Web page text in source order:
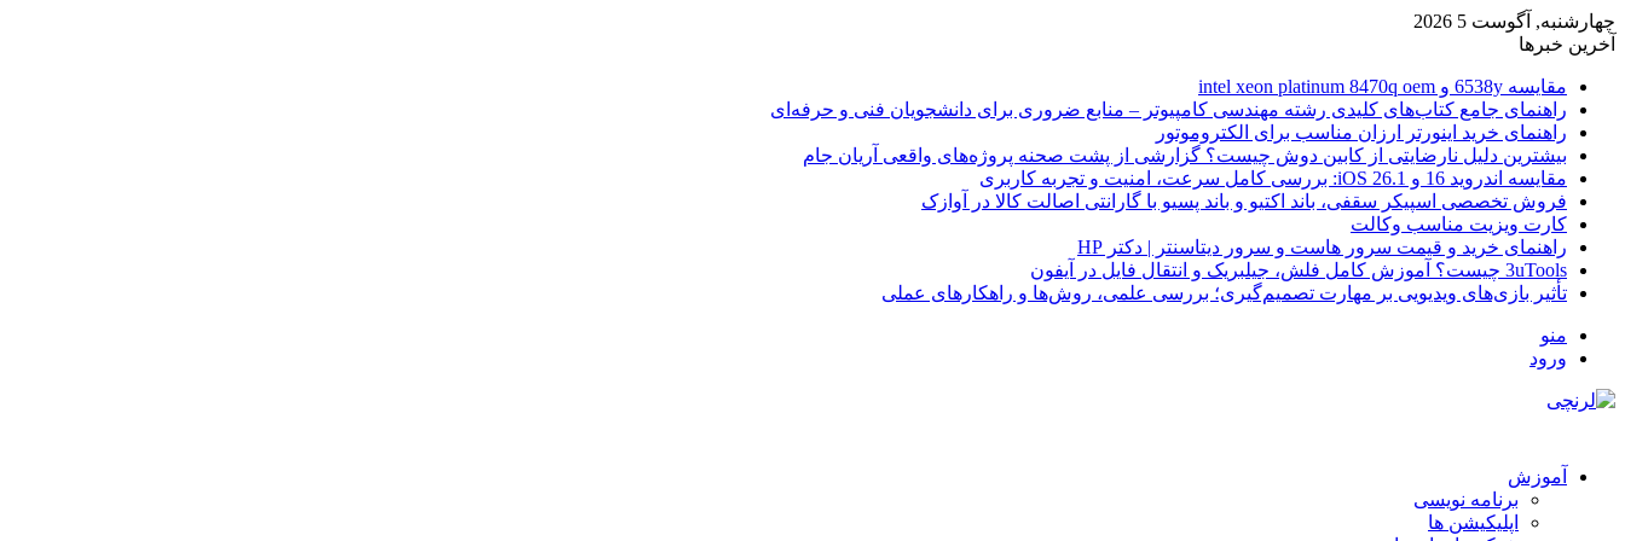
چهارشنبه, آگوست 5 2026
آخرین خبرها
مقایسه 6538y و intel xeon platinum 8470q oem
راهنمای جامع کتاب‌های کلیدی رشته مهندسی کامپیوتر – منابع ضروری برای دانشجویان فنی و حرفه‌ای
راهنمای خرید اینورتر ارزان مناسب برای الکتروموتور
بیشترین دلیل نارضایتی از کابین دوش چیست؟ گزارشی از پشت صحنه پروژه‌های واقعی آریان جام
مقایسه اندروید 16 و iOS 26.1: بررسی کامل سرعت، امنیت و تجربه کاربری
فروش تخصصی اسپیکر سقفی، باند اکتیو و باند پسیو با گارانتی اصالت کالا در آوازک
کارت ویزیت مناسب وکالت
راهنمای خرید و قیمت سرور هاست و سرور دیتاسنتر | دکتر HP
3uTools چیست؟ آموزش کامل فلش، جیلبریک و انتقال فایل در آیفون
تأثیر بازی‌های ویدیویی بر مهارت تصمیم‌گیری؛ بررسی علمی، روش‌ها و راهکارهای عملی
منو
ورود
آموزش
برنامه نویسی
اپلیکیشن ها